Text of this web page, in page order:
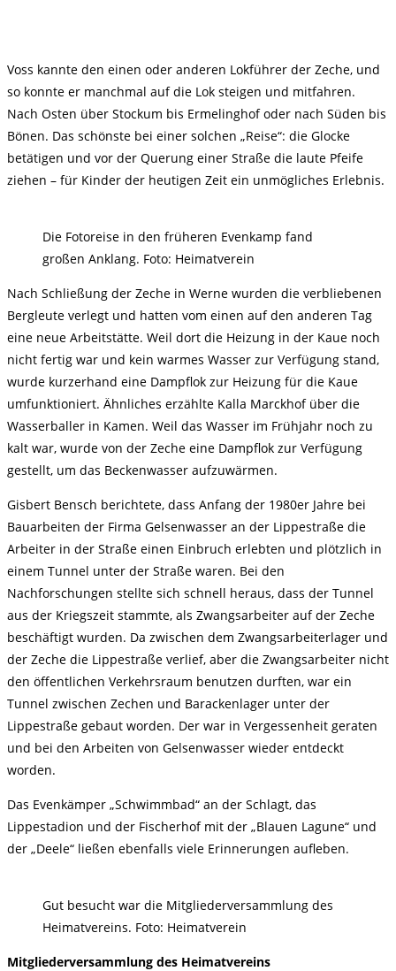
Voss kannte den einen oder anderen Lokführer der Zeche, und
so konnte er manchmal auf die Lok steigen und mitfahren.
Nach Osten über Stockum bis Ermelinghof oder nach Süden bis
Bönen. Das schönste bei einer solchen „Reise“: die Glocke
betätigen und vor der Querung einer Straße die laute Pfeife
ziehen – für Kinder der heutigen Zeit ein unmögliches Erlebnis.
Die Fotoreise in den früheren Evenkamp fand
großen Anklang. Foto: Heimatverein
Nach Schließung der Zeche in Werne wurden die verbliebenen
Bergleute verlegt und hatten vom einen auf den anderen Tag
eine neue Arbeitstätte. Weil dort die Heizung in der Kaue noch
nicht fertig war und kein warmes Wasser zur Verfügung stand,
wurde kurzerhand eine Dampflok zur Heizung für die Kaue
umfunktioniert. Ähnliches erzählte Kalla Marckhof über die
Wasserballer in Kamen. Weil das Wasser im Frühjahr noch zu
kalt war, wurde von der Zeche eine Dampflok zur Verfügung
gestellt, um das Beckenwasser aufzuwärmen.
Gisbert Bensch berichtete, dass Anfang der 1980er Jahre bei
Bauarbeiten der Firma Gelsenwasser an der Lippestraße die
Arbeiter in der Straße einen Einbruch erlebten und plötzlich in
einem Tunnel unter der Straße waren. Bei den
Nachforschungen stellte sich schnell heraus, dass der Tunnel
aus der Kriegszeit stammte, als Zwangsarbeiter auf der Zeche
beschäftigt wurden. Da zwischen dem Zwangsarbeiterlager und
der Zeche die Lippestraße verlief, aber die Zwangsarbeiter nicht
den öffentlichen Verkehrsraum benutzen durften, war ein
Tunnel zwischen Zechen und Barackenlager unter der
Lippestraße gebaut worden. Der war in Vergessenheit geraten
und bei den Arbeiten von Gelsenwasser wieder entdeckt
worden.
Das Evenkämper „Schwimmbad“ an der Schlagt, das
Lippestadion und der Fischerhof mit der „Blauen Lagune“ und
der „Deele“ ließen ebenfalls viele Erinnerungen aufleben.
Gut besucht war die Mitgliederversammlung des
Heimatvereins. Foto: Heimatverein
Mitgliederversammlung des Heimatvereins